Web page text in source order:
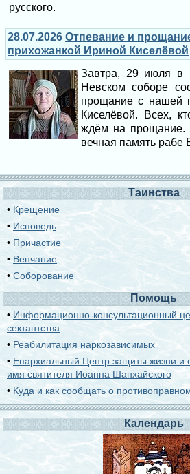
русского.
28.07.2026 Отпевание и
прихожанкой Ириной Киселёвой
Завтра, 29 июля в
Невском соборе
прощание с нашей
Киселёвой. Всех,
ждём на прощание.
вечная память рабе
Таинства
• Крещение
• Исповедь
• Причастие
• Венчание
•Соборование
Помощь
• Информационно-консультационный
сектантства
• Реабилитация наркозависимых
• Епархиальный Центр защиты жизни и
имя святителя Иоанна Шанхайского
• Куда и как сообщать о
Календарь